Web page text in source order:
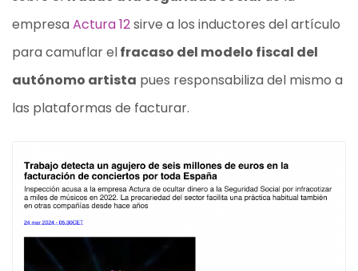
empresaActura 12sirve a los inductores del artículo
para camuflar elfracaso del modelo fiscal del
autónomo artista pues responsabiliza del mismo a
las plataformas de facturar.